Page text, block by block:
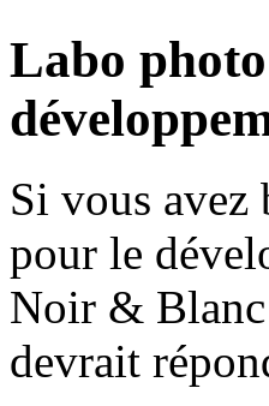
Labo photo
Si vous
pour le
Noir & Blanc
devrait